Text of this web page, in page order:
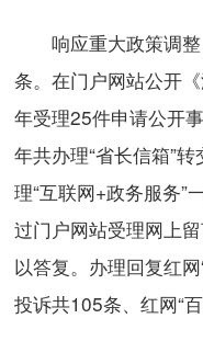
响应重大政策调整
条。在门户网站公开
年受理25件申请公开
年共办理“省长信箱”
理“互联网+政务服务”
过门户网站受理网上
以答复。办理回复红网
投诉共105条、红网“